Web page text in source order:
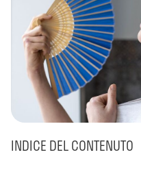
INDICE DEL CONTENUTO